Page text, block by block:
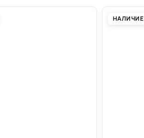
НАЛИЧИЕ